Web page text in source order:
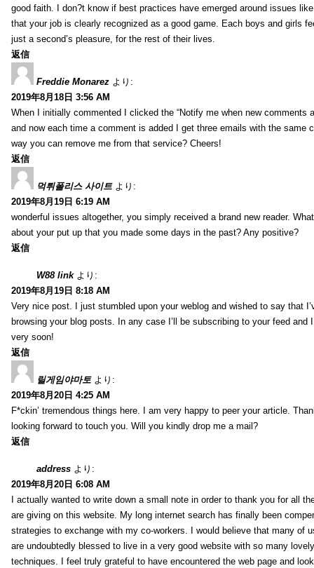
good faith. I don?t know if best practices have emerged around issues
that your job is clearly recognized as a good game. Each boys and girls
just a second’s pleasure, for the rest of their lives.
返信
Freddie Monarez より:
2019年8月18日 3:56 AM
When I initially commented I clicked the “Notify me when new comments
and now each time a comment is added I get three emails with the same
way you can remove me from that service? Cheers!
返信
먹튀폴리스 사이트 より:
2019年8月19日 6:19 AM
wonderful issues altogether, you simply received a brand new reader.
about your put up that you made some days in the past? Any positive?
返信
W88 link より:
2019年8月19日 8:18 AM
Very nice post. I just stumbled upon your weblog and wished to say that
browsing your blog posts. In any case I’ll be subscribing to your feed and
very soon!
返信
릴게임야마토 より:
2019年8月20日 4:25 AM
F*ckin’ tremendous things here. I am very happy to peer your article.
looking forward to touch you. Will you kindly drop me a mail?
返信
address より:
2019年8月20日 6:08 AM
I actually wanted to write down a small note in order to thank you for all
are giving on this website. My long internet search has finally been
strategies to exchange with my co-workers. I would believe that many of
are undoubtedly blessed to live in a very good website with so many
techniques. I feel truly grateful to have encountered the web page and